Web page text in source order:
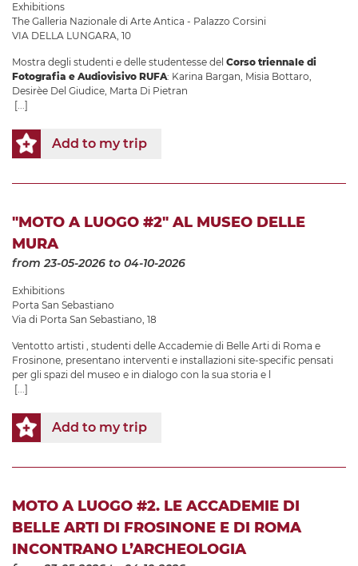
Exhibitions
The Galleria Nazionale di Arte Antica - Palazzo Corsini
VIA DELLA LUNGARA, 10
Mostra degli studenti e delle studentesse del Corso triennale di
Fotografia e Audiovisivo RUFA: Karina Bargan, Misia Bottaro,
Desirèe Del Giudice, Marta Di Pietran
[...]
Add to my trip
"MOTO A LUOGO #2" AL MUSEO DELLE
MURA
from 23-05-2026 to 04-10-2026
Exhibitions
Porta San Sebastiano
Via di Porta San Sebastiano, 18
Ventotto artisti , studenti delle Accademie di Belle Arti di Roma e
Frosinone, presentano interventi e installazioni site-specific pensati
per gli spazi del museo e in dialogo con la sua storia e l
[...]
Add to my trip
MOTO A LUOGO #2. LE ACCADEMIE DI
BELLE ARTI DI FROSINONE E DI ROMA
INCONTRANO L’ARCHEOLOGIA